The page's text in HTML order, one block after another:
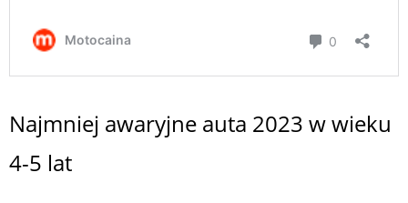
Najmniej awaryjne auta 2023 w wieku
4-5 lat